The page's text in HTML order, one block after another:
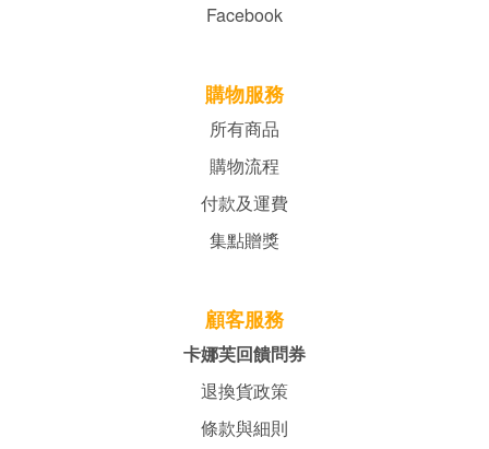
Facebook
購物服務
所有商品
購物流程
付款及運費
集點贈獎
顧客服務
卡娜芙回饋問券
退換貨政策
條款與細則